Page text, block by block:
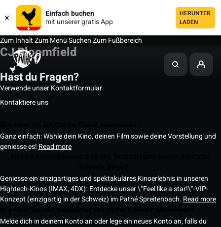
Einfach buchen
mit unserer gratis App
HERUNTER
LADEN
Zum InhaltZum MenüSuchenZum Fußbereich
CJ Bloomfield
Hast du Fragen?
Verwende unser Kontaktformular
Kontaktiere uns
Ganz einfach: Wähle dein Kino, deinen Film sowie deine Vorstellung und
geniesse es! Read more
Geniesse ein einzigartiges und spektakuläres Kinoerlebnis in unseren
Hightech-Kinos (IMAX, 4DX). Entdecke unser \"Feel like a star!\"-VIP-
Konzept (einzigartig in der Schweiz) im Pathé Spreitenbach. Read more
Melde dich in deinem Konto an oder lege ein neues Konto an, falls du